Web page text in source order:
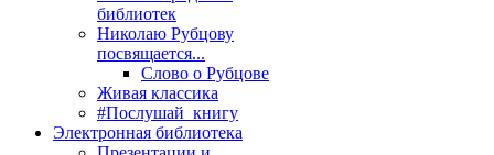
библиотек
Николаю Рубцову
посвящается...
Слово о Рубцове
Живая классика
#Послушай_книгу
Электронная библиотека